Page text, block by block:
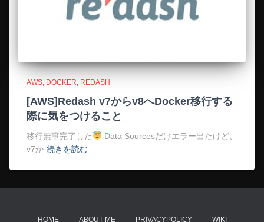
AWS DOCKER REDASH
[AWS]Redash v7からv8へDocker移行する
際に気をつけること
移行無事完了した
Data Sourcesだけエラー出たけど、
v7か 続きを読む
HOME ABOUT ME PRIVACYPOLICY WIKI